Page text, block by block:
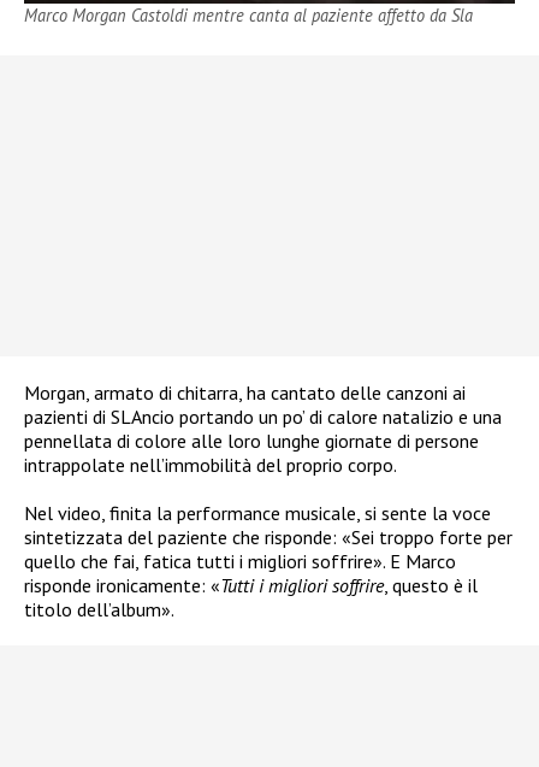
Marco Morgan Castoldi mentre canta al paziente affetto da Sla
Morgan, armato di chitarra, ha cantato delle canzoni ai
pazienti di SLAncio portando un po’ di calore natalizio e una
pennellata di colore alle loro lunghe giornate di persone
intrappolate nell’immobilità del proprio corpo.
Nel video, finita la performance musicale, si sente la voce
sintetizzata del paziente che risponde: «Sei troppo forte per
quello che fai, fatica tutti i migliori soffrire». E Marco
risponde ironicamente: «Tutti i migliori soffrire, questo è il
titolo dell’album».